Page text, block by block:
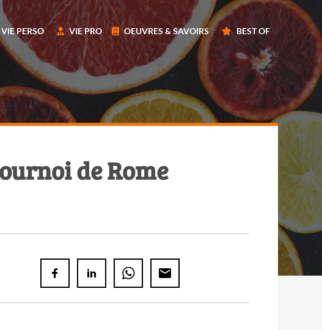
VIE PERSO VIE PRO OEUVRES & SAVOIRS BEST OF
de Rome